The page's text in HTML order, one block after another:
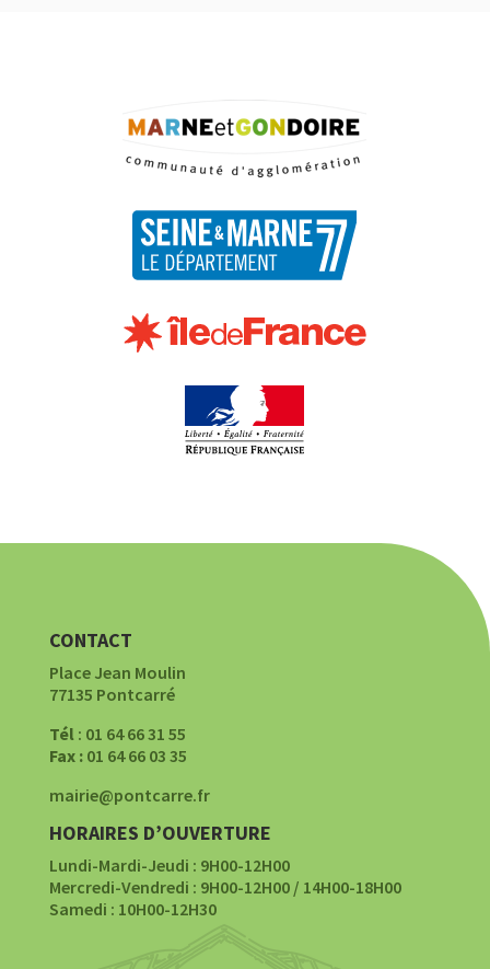
CONTACT
Place Jean Moulin
77135 Pontcarré
Tél : 01 64 66 31 55
Fax :01 64 66 03 35
mairie@pontcarre.fr
HORAIRES D’OUVERTURE
Lundi-Mardi-Jeudi : 9H00-12H00
Mercredi-Vendredi : 9H00-12H00 / 14H00-18H00
Samedi : 10H00-12H30